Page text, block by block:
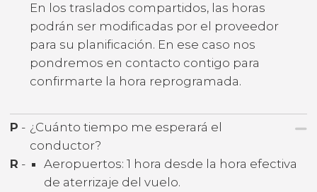
En los traslados compartidos, las horas
podrán ser modificadas por el proveedor
para su planificación. En ese caso nos
pondremos en contacto contigo para
confirmarte la hora reprogramada.
P - ¿Cuánto tiempo me esperará el
conductor?
R -
Aeropuertos: 1 hora desde la hora efectiva
de aterrizaje del vuelo.